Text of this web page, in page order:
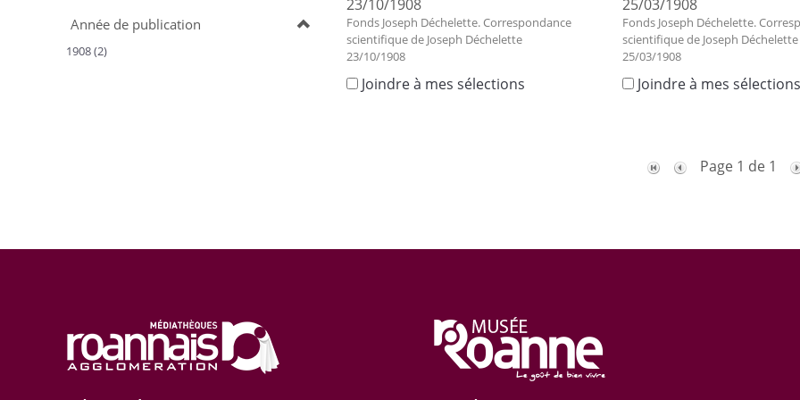
Année de publication
1908 (2)
23/10/1908
Fonds Joseph Déchelette. Correspondance
scientifique de Joseph Déchelette
23/10/1908
Joindre à mes sélections
25/03/1908
Fonds Joseph Déchelette.
scientifique de Joseph Déchelette
25/03/1908
Joindre à mes sélections
Page 1 de 1